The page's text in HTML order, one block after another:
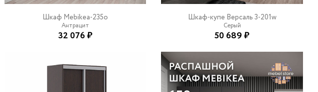
Шкаф Mebikea-235o
Антрацит
32 076 ₽
Шкаф-купе Версаль 3-201w
Серый
50 689 ₽